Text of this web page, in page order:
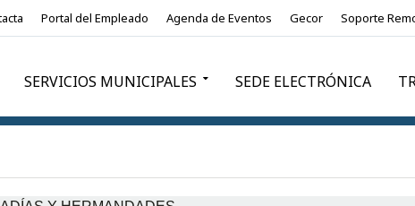
Portal del Empleado Agenda de Eventos Gecor Soporte
SERVICIOS MUNICIPALES SEDE ELECTRÓNICA